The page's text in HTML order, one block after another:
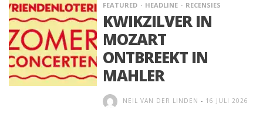
FEATURED HEADLINE RECENSIES
KWIKZILVER IN
MOZART
ONTBREEKT IN
MAHLER
NEIL VAN DER LINDEN - 16 JULI 2026